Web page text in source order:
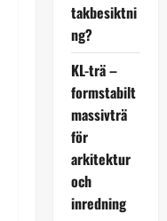
takbesiktni
ng?
KL-trä –
formstabilt
massivträ
för
arkitektur
och
inredning